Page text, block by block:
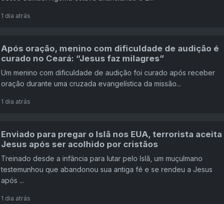
1 dia atrás
Após oração, menino com dificuldade de audição é
curado no Ceará: “Jesus faz milagres”
Um menino com dificuldade de audição foi curado após receber
oração durante uma cruzada evangelística da missão...
1 dia atrás
Enviado para pregar o Islã nos EUA, terrorista aceita
Jesus após ser acolhido por cristãos
Treinado desde a infância para lutar pelo Islã, um muçulmano
testemunhou que abandonou sua antiga fé e se rendeu a Jesus
após ...
1 dia atrás